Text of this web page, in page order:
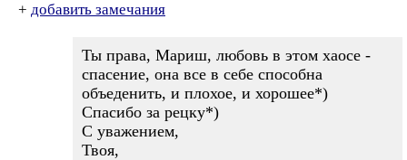
+ добавить замечания
Ты права, Мариш, любовь в этом хаосе -
спасение, она все в себе способна
объеденить, и плохое, и хорошее*)
Спасибо за рецку*)
С уважением,
Твоя,